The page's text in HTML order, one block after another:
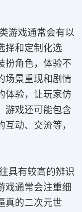
游戏通常会有以
择和定制化选
扮角色，体验不
场景重现和剧情
体验，让玩家仿
游戏还可能包含
动、交流等，
具有较高的辨识
戏通常会注重细
真的二次元世